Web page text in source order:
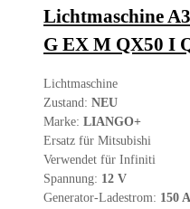
Lichtmaschine
G EX M QX50 I
Lichtmaschine
Zustand: NEU
Marke: LIANGO+
Ersatz für Mitsubishi
Verwendet für Infiniti
Spannung: 12 V
Generator-Ladestrom: 150 A